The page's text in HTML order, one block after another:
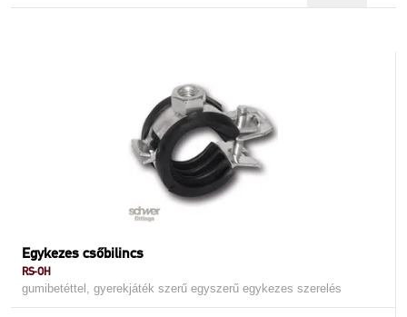
Egykezes csőbilincs
RS-OH
gumibetéttel, gyerekjáték szerű egyszerű egykezes szerelés